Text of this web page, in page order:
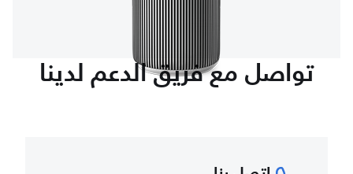
تواصل مع فريق الدعم لدينا